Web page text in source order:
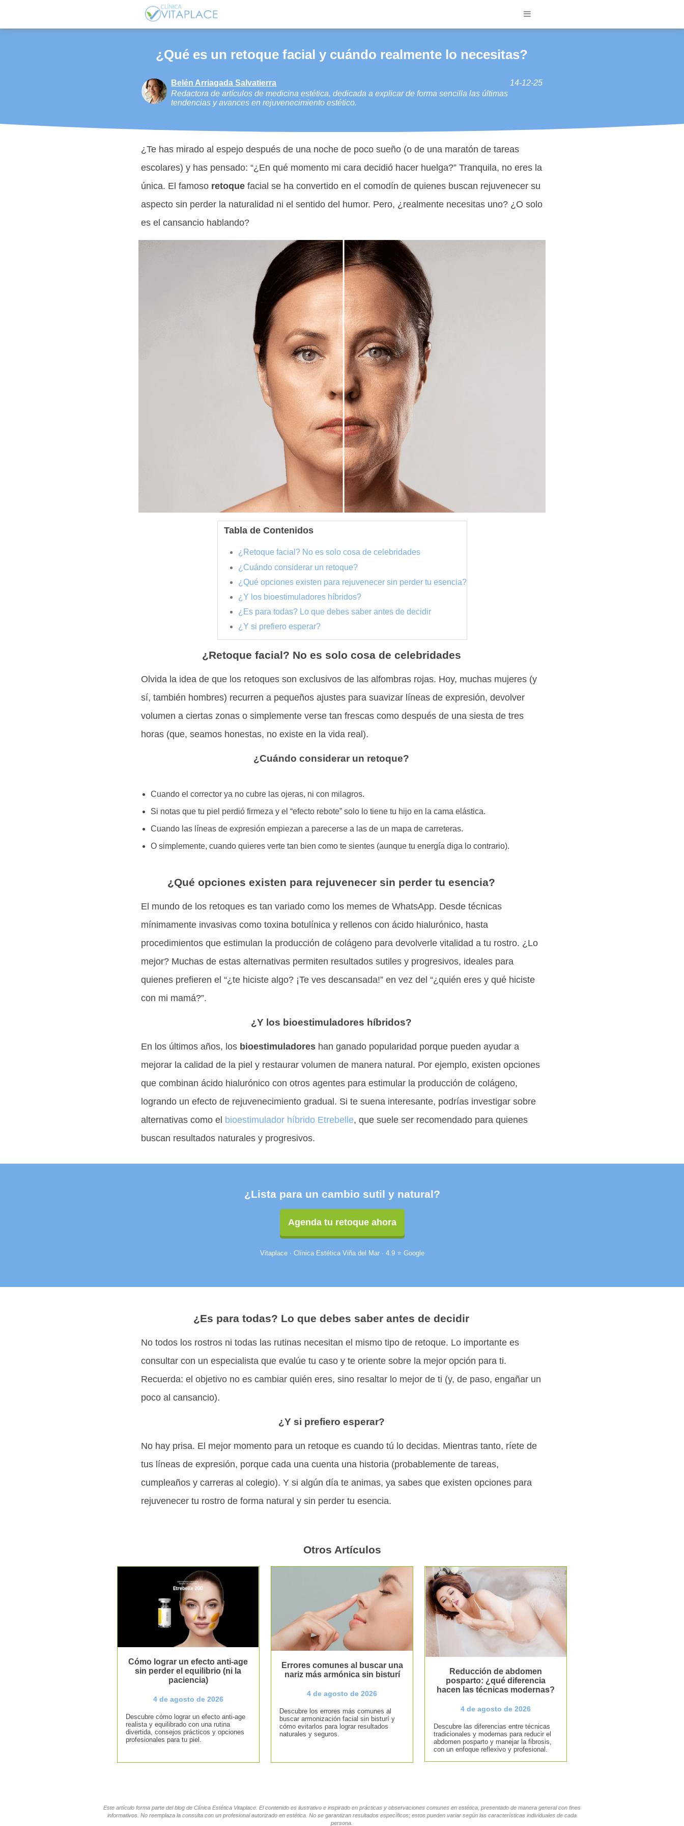
¿Qué es un retoque facial y cuándo realmente lo necesitas?
Belén Arriagada Salvatierra
14-12-25
Redactora de artículos de medicina estética, dedicada a explicar de forma sencilla las últimas
tendencias y avances en rejuvenecimiento estético.
¿Te has mirado al espejo después de una noche de poco sueño (o de una maratón de tareas
escolares) y has pensado: “¿En qué momento mi cara decidió hacer huelga?” Tranquila, no eres la
única. El famoso retoquefacial se ha convertido en el comodín de quienes buscan rejuvenecer su
aspecto sin perder la naturalidad ni el sentido del humor. Pero, ¿realmente necesitas uno? ¿O solo
es el cansancio hablando?
Tabla de Contenidos
¿Retoque facial? No es solo cosa de celebridades
¿Cuándo considerar un retoque?
¿Qué opciones existen para rejuvenecer sin perder tu esencia?
¿Y los bioestimuladores híbridos?
¿Es para todas? Lo que debes saber antes de decidir
¿Y si prefiero esperar?
¿Retoque facial? No es solo cosa de celebridades
Olvida la idea de que los retoques son exclusivos de las alfombras rojas. Hoy, muchas mujeres (y
sí, también hombres) recurren a pequeños ajustes para suavizar líneas de expresión, devolver
volumen a ciertas zonas o simplemente verse tan frescas como después de una siesta de tres
horas (que, seamos honestas, no existe en la vida real).
¿Cuándo considerar un retoque?
Cuando el corrector ya no cubre las ojeras, ni con milagros.
Si notas que tu piel perdió firmeza y el “efecto rebote” solo lo tiene tu hijo en la cama elástica.
Cuando las líneas de expresión empiezan a parecerse a las de un mapa de carreteras.
O simplemente, cuando quieres verte tan bien como te sientes (aunque tu energía diga lo contrario).
¿Qué opciones existen para rejuvenecer sin perder tu esencia?
El mundo de los retoques es tan variado como los memes de WhatsApp. Desde técnicas
mínimamente invasivas como toxina botulínica y rellenos con ácido hialurónico, hasta
procedimientos que estimulan la producción de colágeno para devolverle vitalidad a tu rostro. ¿Lo
mejor? Muchas de estas alternativas permiten resultados sutiles y progresivos, ideales para
quienes prefieren el “¿te hiciste algo? ¡Te ves descansada!” en vez del “¿quién eres y qué hiciste
con mi mamá?”.
¿Y los bioestimuladores híbridos?
En los últimos años, los bioestimuladoreshan ganado popularidad porque pueden ayudar a
mejorar la calidad de la piel y restaurar volumen de manera natural. Por ejemplo, existen opciones
que combinan ácido hialurónico con otros agentes para estimular la producción de colágeno,
logrando un efecto de rejuvenecimiento gradual. Si te suena interesante, podrías investigar sobre
alternativas como el bioestimulador híbrido Etrebelle, que suele ser recomendado para quienes
buscan resultados naturales y progresivos.
¿Lista para un cambio sutil y natural?
Agenda tu retoque ahora
Vitaplace · Clínica Estética Viña del Mar · 4.9 ⭐ Google
¿Es para todas? Lo que debes saber antes de decidir
No todos los rostros ni todas las rutinas necesitan el mismo tipo de retoque. Lo importante es
consultar con un especialista que evalúe tu caso y te oriente sobre la mejor opción para ti.
Recuerda: el objetivo no es cambiar quién eres, sino resaltar lo mejor de ti (y, de paso, engañar un
poco al cansancio).
¿Y si prefiero esperar?
No hay prisa. El mejor momento para un retoque es cuando tú lo decidas. Mientras tanto, ríete de
tus líneas de expresión, porque cada una cuenta una historia (probablemente de tareas,
cumpleaños y carreras al colegio). Y si algún día te animas, ya sabes que existen opciones para
rejuvenecer tu rostro de forma natural y sin perder tu esencia.
Otros Artículos
Cómo lograr un efecto anti-age
sin perder el equilibrio (ni la
paciencia)
4 de agosto de 2026
Descubre cómo lograr un efecto anti-age
realista y equilibrado con una rutina
divertida, consejos prácticos y opciones
profesionales para tu piel.
Errores comunes al buscar una
nariz más armónica sin bisturí
4 de agosto de 2026
Descubre los errores más comunes al
buscar armonización facial sin bisturí y
cómo evitarlos para lograr resultados
naturales y seguros.
Reducción de abdomen
posparto: ¿qué diferencia
hacen las técnicas modernas?
4 de agosto de 2026
Descubre las diferencias entre técnicas
tradicionales y modernas para reducir el
abdomen posparto y manejar la fibrosis,
con un enfoque reflexivo y profesional.
Este artículo forma parte del blog de Clínica Estética Vitaplace. El contenido es ilustrativo e inspirado en prácticas y observaciones comunes en estética, presentado de manera general con fines
informativos. No reemplaza la consulta con un profesional autorizado en estética. No se garantizan resultados específicos; estos pueden variar según las características individuales de cada
persona.